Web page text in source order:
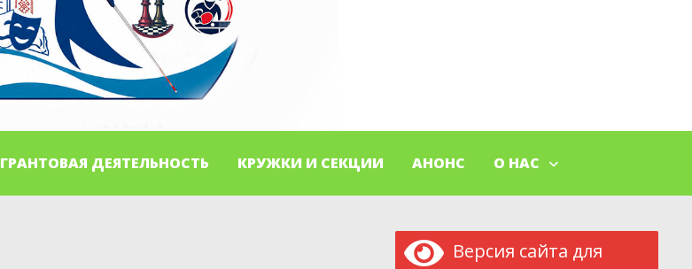
ГРАНТОВАЯ ДЕЯТЕЛЬНОСТЬ КРУЖКИ И СЕКЦИИ АНОНС О НАС
Версия сайта для